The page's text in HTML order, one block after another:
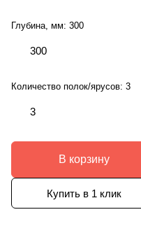
Глубина, мм: 300
300
Количество полок/ярусов: 3
3
В корзину
Купить в 1 клик